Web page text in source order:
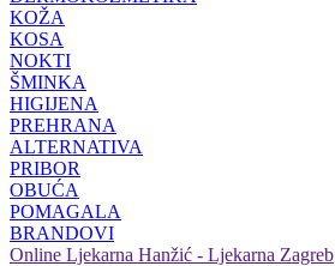
KOŽA
KOSA
NOKTI
ŠMINKA
HIGIJENA
PREHRANA
ALTERNATIVA
PRIBOR
OBUĆA
POMAGALA
BRANDOVI
Online Ljekarna Hanžić - Ljekarna Zagreb